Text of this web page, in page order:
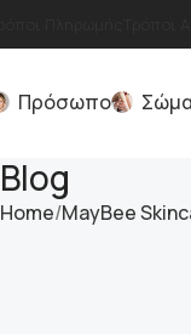
Πρόσωπο Σώμα
Blog
Home MayBee